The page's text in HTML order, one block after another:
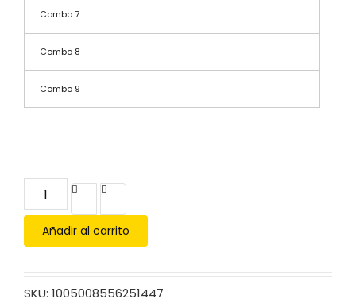
Combo 7
Combo 8
Combo 9
Añadir al carrito
SKU: 1005008556251447